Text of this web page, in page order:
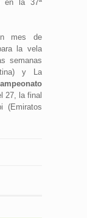
en la 37ª
mes de
la vela
semanas
y La
27, la final
(Emiratos